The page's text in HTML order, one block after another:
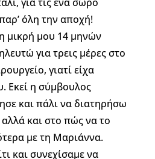
όλη την αποχή!
μικρή μου 14 μηνών
για τρεις μέρες στο
γιατί είχα
Εκεί η σύμβουλος
και πάλι να διατηρήσω
και στο πώς να το
με τη Μαριάννα.
και συνεχίσαμε να